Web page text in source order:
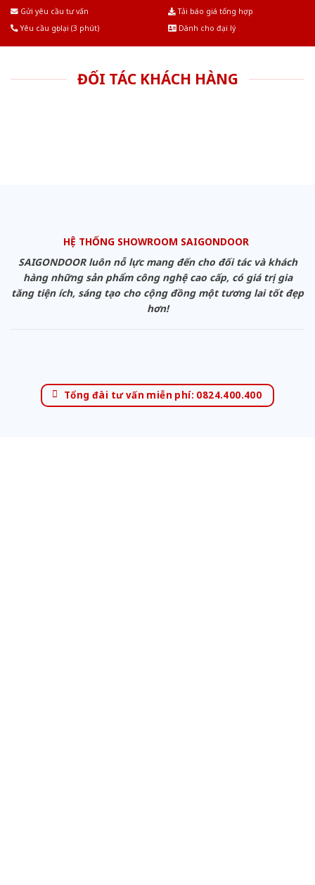
Gửi yêu cầu tư vấn
Tải báo giá tổng hợp
Yêu cầu gọi lại (3 phút)
Dành cho đại lý
ĐỐI TÁC KHÁCH HÀNG
HỆ THỐNG SHOWROOM SAIGONDOOR
SAIGONDOOR luôn nỗ lực mang đến cho đối tác và khách
hàng những sản phẩm công nghệ cao cấp, có giá trị gia
tăng tiện ích, sáng tạo cho cộng đồng một tương lai tốt đẹp
hơn!
Tổng đài tư vấn miễn phí: 0824.400.400